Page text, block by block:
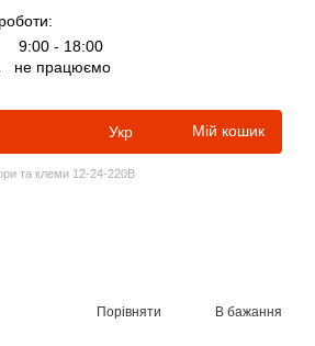
9:00 - 18:00
не працюємо
Укр Мій кошик
та клеми 12-24-220В
Порівняти В бажання